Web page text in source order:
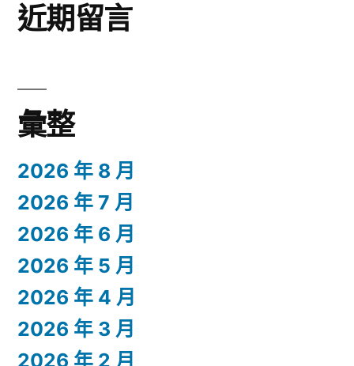
近期留言
彙整
2026 年 8 月
2026 年 7 月
2026 年 6 月
2026 年 5 月
2026 年 4 月
2026 年 3 月
2026 年 2 月